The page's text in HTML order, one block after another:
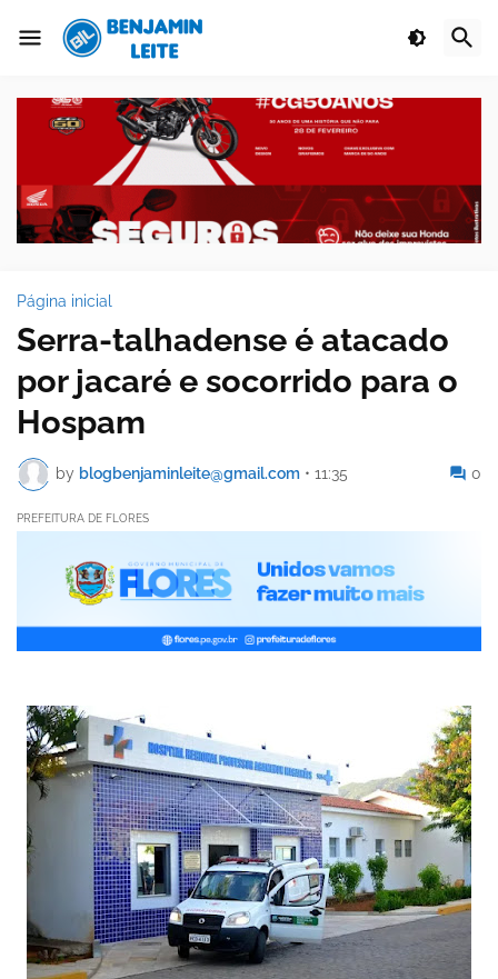
Página inicial
Serra-talhadense é atacado
por jacaré e socorrido para o
Hospam
by blogbenjaminleite@gmail.com • 11:35 0
PREFEITURA DE FLORES